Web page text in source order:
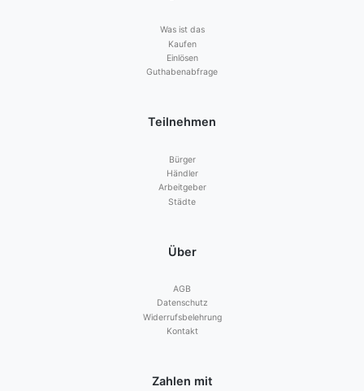
Was ist das
Kaufen
Einlösen
Guthabenabfrage
Teilnehmen
Bürger
Händler
Arbeitgeber
Städte
Über
AGB
Datenschutz
Widerrufsbelehrung
Kontakt
Zahlen mit